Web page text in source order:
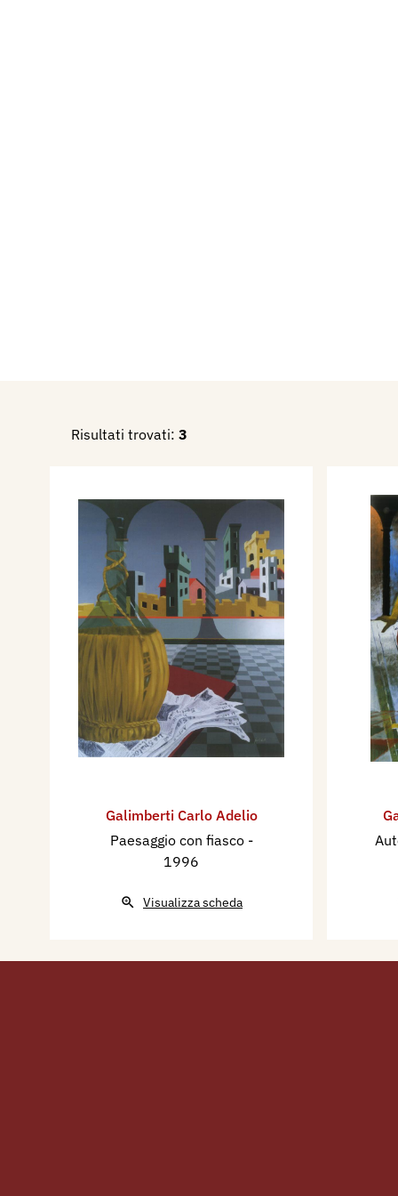
- Le radici dell’arte nelle
Piemonte 2001, La
tre volumi per un Istituto di
È autore inoltre di
catalogo per mostre
Nel 2011 ha pubblicato
in Firenze, Mogli, garzoni
privata degli artisti del
Maurizio Scudiero, catalogo
Arianna Sartori Editore,
2013 - Artisti per Nuvolari,
cura di Arianna Sartori,
Maria Gabriella Savoia,
d'Ario, Casa Museo Sartori,
Editore.
Risultati trovati: 3
Galimberti Carlo Adelio
Paesaggio con fiasco -
1996
Visualizza scheda